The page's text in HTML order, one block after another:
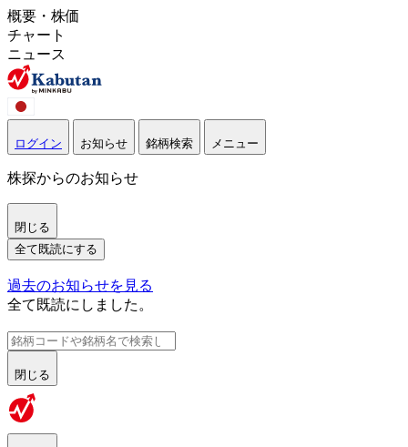
概要・株価
チャート
ニュース
ログイン お知らせ 銘柄検索 メニュー
株探からのお知らせ
閉じる
全て既読にする
過去のお知らせを見る
全て既読にしました。
閉じる